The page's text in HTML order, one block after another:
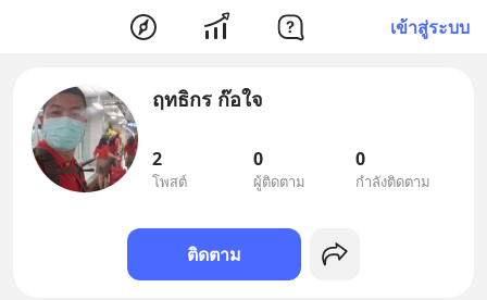
เข้าสู่ระบบ
ฤทธิกร ก๊อใจ
2
โพสต์
0
ผู้ติดตาม
0
กำลังติดตาม
ติดตาม